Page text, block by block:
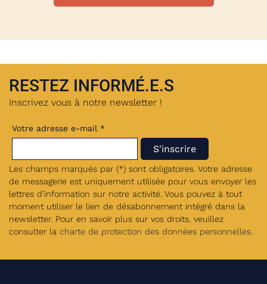
RESTEZ INFORMÉ.E.S
Inscrivez vous à notre newsletter !
Votre adresse e-mail *
Les champs marqués par (*) sont obligatoires. Votre adresse
de messagerie est uniquement utilisée pour vous envoyer les
lettres d’information sur notre activité. Vous pouvez à tout
moment utiliser le lien de désabonnement intégré dans la
newsletter. Pour en savoir plus sur vos droits, veuillez
consulter la charte de protection des données personnelles